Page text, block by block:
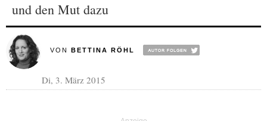
und den Mut dazu
VON BETTINA RÖHL
Di, 3. März 2015